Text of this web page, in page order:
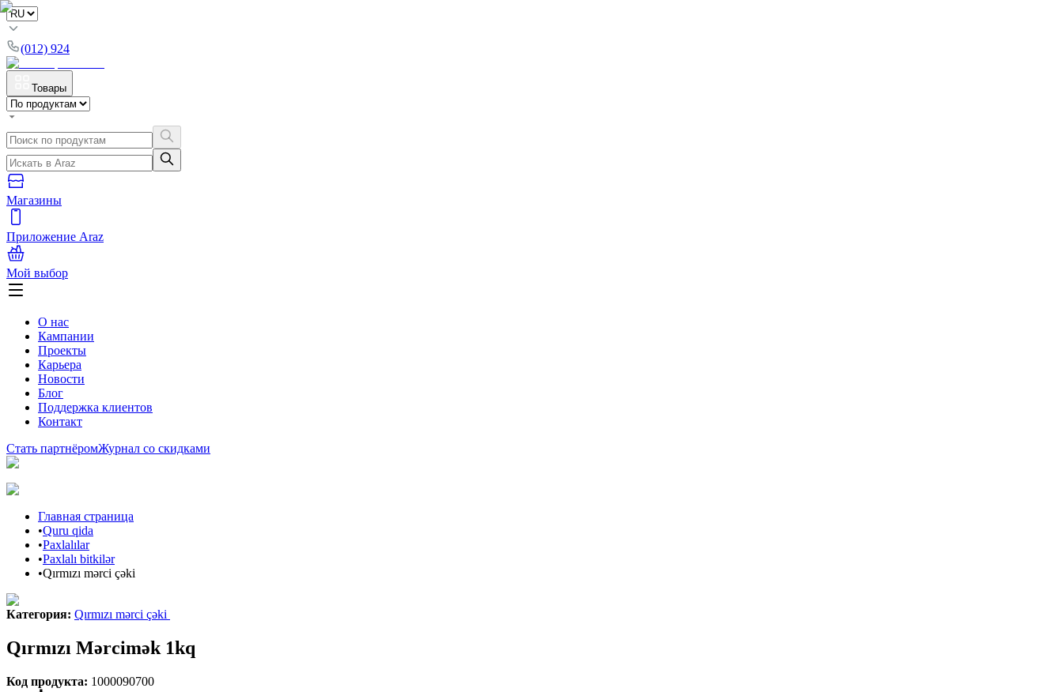
(012) 924
Товары
Магазины
Приложение Araz
Мой выбор
О нас
Кампании
Проекты
Карьера
Новости
Блог
Поддержка клиентов
Контакт
Стать партнёромЖурнал со скидками
Главная страница
•Quru qida
•Paxlalılar
•Paxlalı bitkilər
•Qırmızı mərci çəki
Категория: Qırmızı mərci çəki
Qırmızı Mərcimək 1kq
Код продукта: 1000090700